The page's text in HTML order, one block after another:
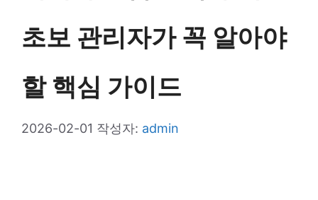
초보 관리자가 꼭 알아야
할 핵심 가이드
2026-02-01 작성자: admin